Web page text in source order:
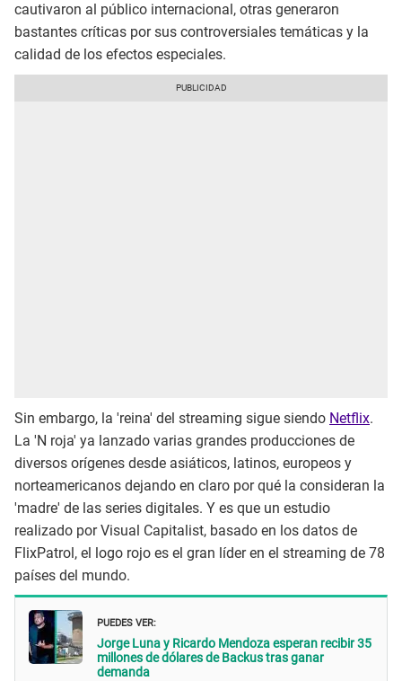
cautivaron al público internacional, otras generaron
bastantes críticas por sus controversiales temáticas y la
calidad de los efectos especiales.
Sin embargo, la 'reina' del streaming sigue siendo Netflix.
La 'N roja' ya lanzado varias grandes producciones de
diversos orígenes desde asiáticos, latinos, europeos y
norteamericanos dejando en claro por qué la consideran la
'madre' de las series digitales. Y es que un estudio
realizado por Visual Capitalist, basado en los datos de
FlixPatrol, el logo rojo es el gran líder en el streaming de 78
países del mundo.
PUEDES VER:
Jorge Luna y Ricardo Mendoza esperan recibir 35
millones de dólares de Backus tras ganar
demanda